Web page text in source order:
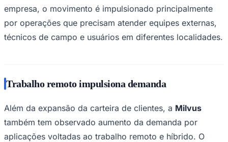
Palmeiras
empresa, o movimento é impulsionado principalmente
por operações que precisam atender equipes externas,
técnicos de campo e usuários em diferentes localidades.
Trabalho remoto impulsiona demanda
Além da expansão da carteira de clientes, a Milvus
também tem observado aumento da demanda por
aplicações voltadas ao trabalho remoto e híbrido. O